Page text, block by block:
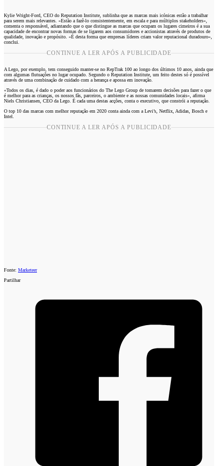
Kylie Wright-Ford, CEO do Reputation Institute, sublinha que as marcas mais icónicas estão a trabalhar
para serem mais relevantes. «Estão a fazê-lo consistentemente, em escala e para múltiplos stakeholders»,
comenta o responsável, adiantando que o que distingue as marcas que ocupam os lugares cimeiros é a sua
capacidade de encontrar novas formas de se ligarem aos consumidores e accionistas através de produtos de
qualidade, inovação e propósito. «É desta forma que empresas líderes criam valor reputacional duradouro»,
conclui.
CONTINUE A LER APÓS A PUBLICIDADE
A Lego, por exemplo, tem conseguido manter-se no RepTrak 100 ao longo dos últimos 10 anos, ainda que
com algumas flutuações no lugar ocupado. Segundo o Reputation Institute, um feito destes só é possível
através de uma combinação de cuidado com a herança e apossa em inovação.
«Todos os dias, é dado o poder aos funcionários do The Lego Group de tomarem decisões para fazer o que
é melhor para as crianças, os nossos fãs, parceiros, o ambiente e as nossas comunidades locais», afirma
Niels Christiansen, CEO da Lego. É cada uma destas acções, conta o executivo, que constrói a reputação.
O top 10 das marcas com melhor reputação em 2020 conta ainda com a Levi’s, Netflix, Adidas, Bosch e
Intel.
CONTINUE A LER APÓS A PUBLICIDADE
Fonte: Marketeer
Partilhar